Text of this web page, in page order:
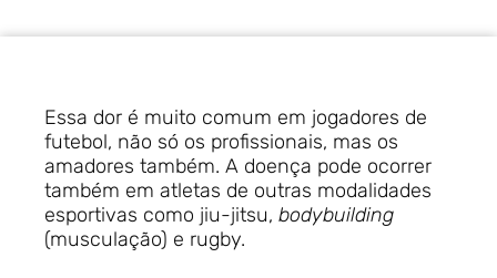
Essa dor é muito comum em jogadores de
futebol, não só os profissionais, mas os
amadores também. A doença pode ocorrer
também em atletas de outras modalidades
esportivas como jiu-jitsu, bodybuilding
(musculação) e rugby.